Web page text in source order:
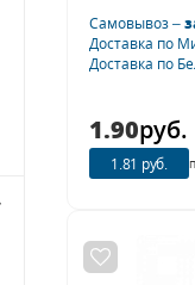
Самовывоз –
Доставка по
Доставка по
1.90руб.
1.81 руб.